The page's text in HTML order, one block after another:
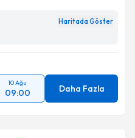
Haritada Göster
10 Ağu
09:00 Daha Fazla